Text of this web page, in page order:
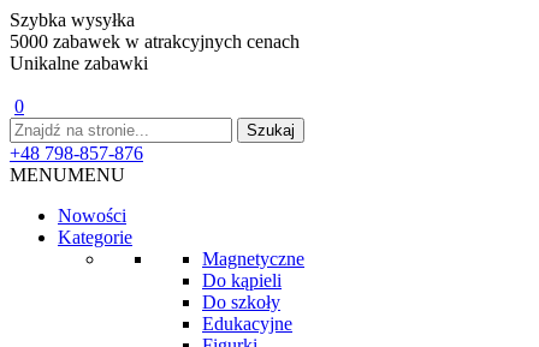
Szybka wysyłka
5000 zabawek w atrakcyjnych cenach
Unikalne zabawki
0
+48 798-857-876
MENUMENU
Nowości
Kategorie
Magnetyczne
Do kąpieli
Do szkoły
Edukacyjne